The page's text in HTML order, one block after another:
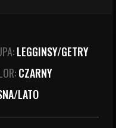
LEGGINSY/GETRY
CZARNY
LATO